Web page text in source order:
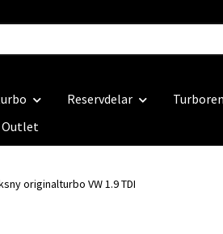
Reservdelar
Outlet
originalturbo VW 1.9 TDI